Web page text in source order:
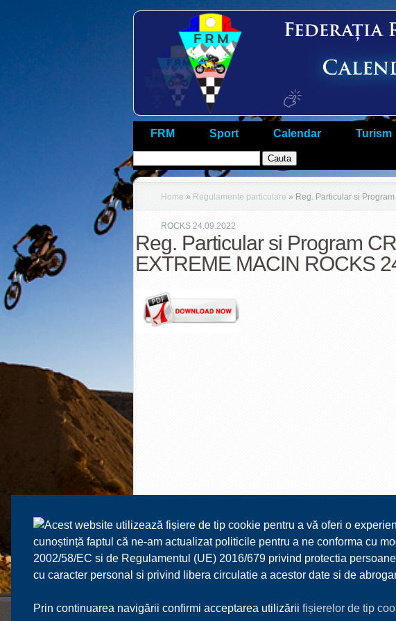
Acest website utilizează fișiere de tip cookie pentru a vă oferi o
cunoștință faptul că ne-am actualizat politicile pentru a ne conforma cu
2002/58/EC si de Regulamentul (UE) 2016/679 privind protectia
cu caracter personal si privind libera circulatie a acestor date si de
Prin continuarea navigării confirmi acceptarea utilizării fișierelor de tip
FRM Sport Calendar Turism
Home » Regulamente particulare » Reg. Particular si
ROCKS 24.09.2022
Reg. Particular si Program
EXTREME MACIN ROCKS